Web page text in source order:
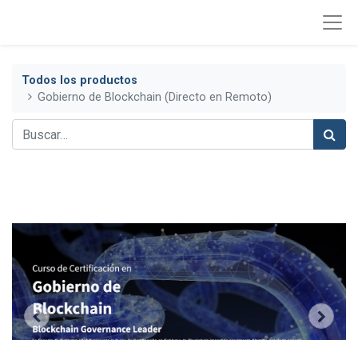
Todos los productos
Gobierno de Blockchain (Directo en Remoto)